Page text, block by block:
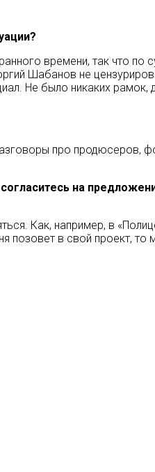
времени, так что по
Шабанов не
Не было никаких рамок,
про продюсеров,
на
Как, например, в
позовет в свой проект, то